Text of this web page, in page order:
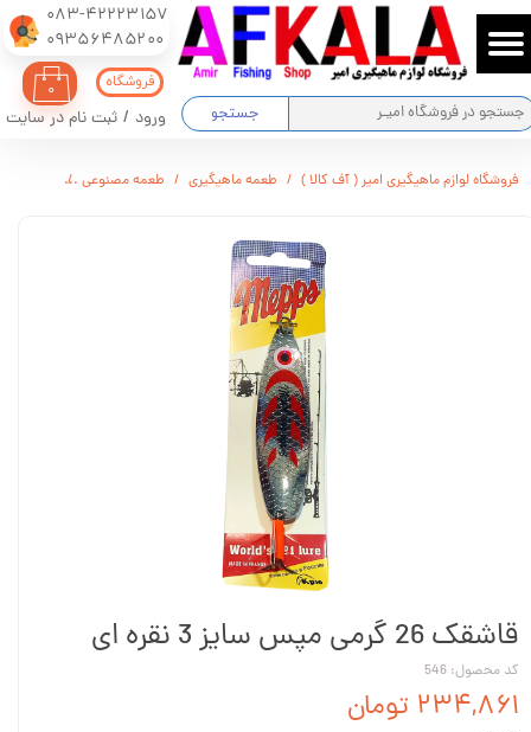
083-42223157
​​​​​​​09356485200
جستجو
۰
ورود / ثبت نام در سایت
حساب کاربری من
تغییر گذر واژه
فروشگاه
فروشگاه لوازم ماهیگیری امیر ( آف کالا ) طعمه ماهیگیری طعمه مصنوعی
قاشقک 26 گرمی مپس سایز 3 نقره ای
کد محصول: 546
۲۳۴,۸۶۱ تومان